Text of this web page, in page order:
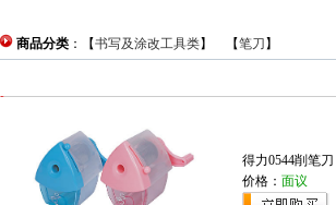
商品分类：【书写及涂改工具类】 【笔刀 】
得力0544削笔刀
价格： 面议